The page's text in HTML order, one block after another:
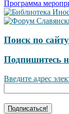
по
записям
Программа
Поиск по сайту
Подпишитесь
Введите адрес